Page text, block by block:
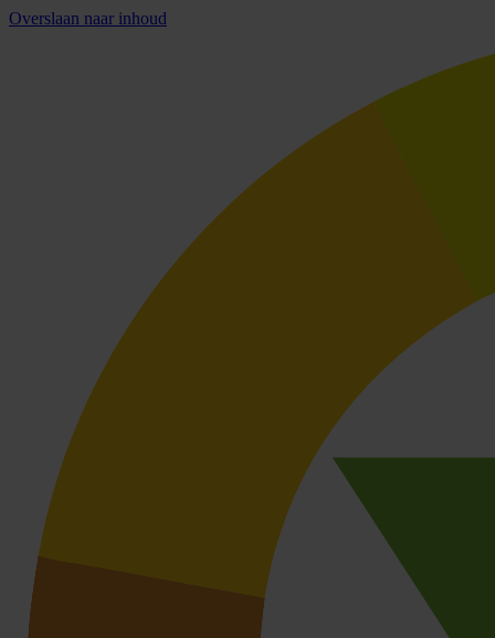
Overslaan naar inhoud